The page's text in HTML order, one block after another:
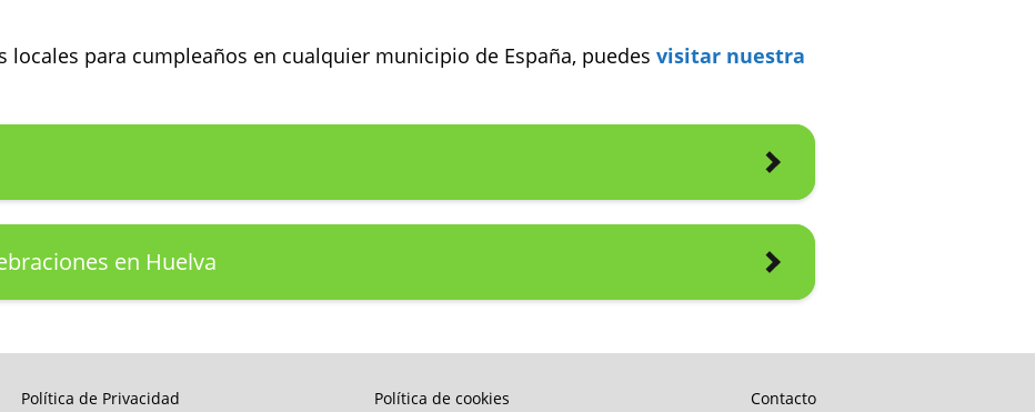
locales para cumpleaños en cualquier municipio de España, puedes visitar nuestra
en Huelva
Política de Privacidad Política de cookies Contacto